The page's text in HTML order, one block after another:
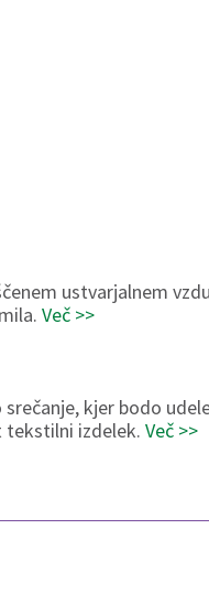
ustvarjalnem
Več >>
kjer bodo
tekstilni izdelek.Več >>